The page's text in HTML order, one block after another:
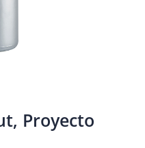
Proyecto